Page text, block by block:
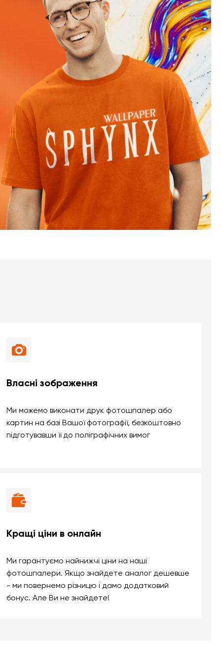
Власні зображення
Ми можемо виконати друк фотошпалер або
картин на базі Вашої фотографії, безкоштовно
підготувавши її до поліграфічних вимог
Кращі ціни в онлайн
Ми гарантуємо найнижчі ціни на наші
фотошпалери. Якщо знайдете аналог дешевше
- ми повернемо різницю і дамо додатковий
бонус. Але Ви не знайдете!